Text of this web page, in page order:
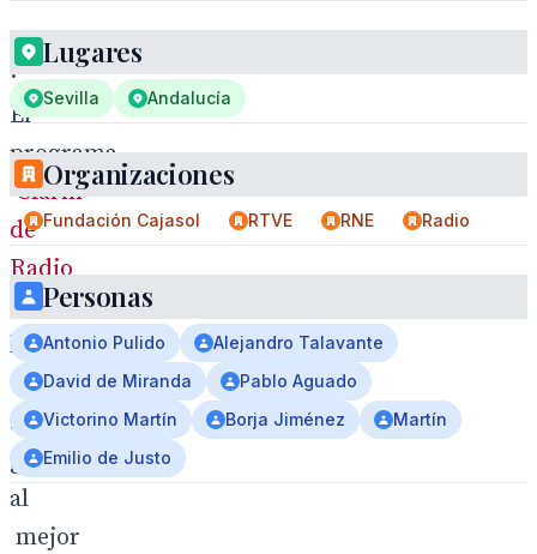
·
El
programa
‘Clarín’
de
Radio
5
ha
entregado
sus
galardones
al
mejor
Lugares
Sevilla Andalucía
Organizaciones
Fundación Cajasol RTVE RNE Radio
Personas
Antonio Pulido
Alejandro Talavante
David de Miranda
Pablo Aguado
Victorino Martín
Borja Jiménez
Martín
Emilio de Justo